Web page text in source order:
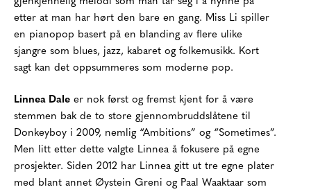
etter at man har hørt den bare en gang. Miss Li spiller
en pianopop basert på en blanding av flere ulike
sjangre som blues, jazz, kabaret og folkemusikk. Kort
sagt kan det oppsummeres som moderne pop.
Linnea Dale er nok først og fremst kjent for å være
stemmen bak de to store gjennombruddslåtene til
Donkeyboy i 2009, nemlig “Ambitions” og “Sometimes”.
Men litt etter dette valgte Linnea å fokusere på egne
prosjekter. Siden 2012 har Linnea gitt ut tre egne plater
med blant annet Øystein Greni og Paal Waaktaar som